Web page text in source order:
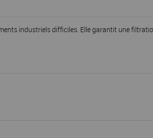
industriels difficiles. Elle garantit une